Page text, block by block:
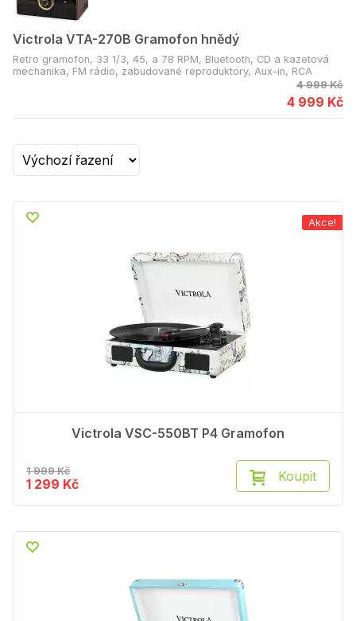
Victrola VTA-270B Gramofon hnědý
Retro gramofon, 33 1/3, 45, a 78 RPM, Bluetooth, CD a kazetová
mechanika, FM rádio, zabudované reproduktory, Aux-in, RCA
4 999 Kč
4 999 Kč
Victrola VSC-550BT P4 Gramofon
1 999 Kč
1 299 Kč Koupit
Akce!